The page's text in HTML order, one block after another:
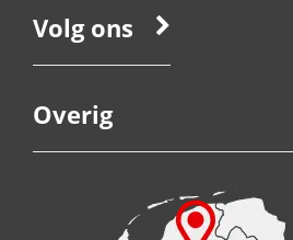
Volg ons
Overig